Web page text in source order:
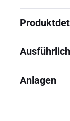
Anlagen